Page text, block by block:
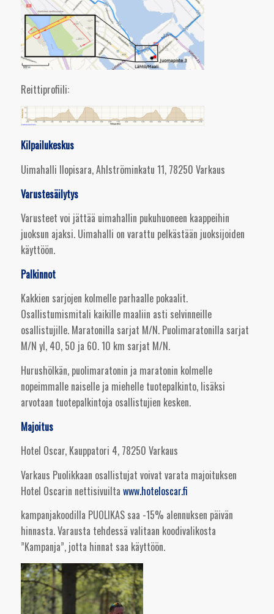
Reittiprofiili:
Kilpailukeskus
Uimahalli Ilopisara, Ahlströminkatu 11, 78250 Varkaus
Varustesäilytys
Varusteet voi jättää uimahallin pukuhuoneen kaappeihin
juoksun ajaksi. Uimahalli on varattu pelkästään juoksijoiden
käyttöön.
Palkinnot
Kakkien sarjojen kolmelle parhaalle pokaalit.
Osallistumismitali kaikille maaliin asti selvinneille
osallistujille. Maratonilla sarjat M/N. Puolimaratonilla sarjat
M/N yl, 40, 50 ja 60. 10 km sarjat M/N.
Hurushölkän, puolimaratonin ja maratonin kolmelle
nopeimmalle naiselle ja miehelle tuotepalkinto, lisäksi
arvotaan tuotepalkintoja osallistujien kesken.
Majoitus
Hotel Oscar, Kauppatori 4, 78250 Varkaus
Varkaus Puolikkaan osallistujat voivat varata majoituksen
Hotel Oscarin nettisivuilta www.hoteloscar.fi
kampanjakoodilla PUOLIKAS saa -15% alennuksen päivän
hinnasta. Varausta tehdessä valitaan koodivalikosta
”Kampanja”, jotta hinnat saa käyttöön.